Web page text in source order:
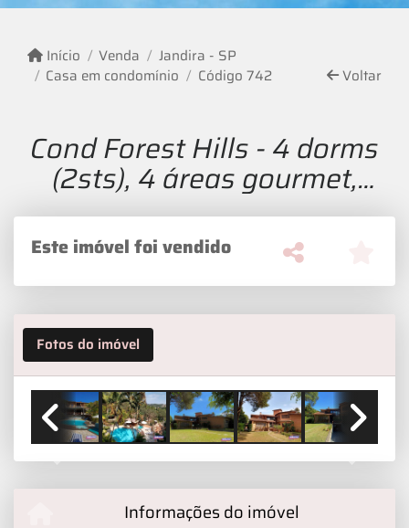
Início Venda
Jandira - SP
Casa em condomínio
Código 742 Voltar
Cond Forest Hills - 4 dorms
(2sts), 4 áreas gourmet,
piscina, sauna, vista!
Este imóvel foi vendido
Fotos do imóvel
IMPORT49
Previous Next
Informações do imóvel